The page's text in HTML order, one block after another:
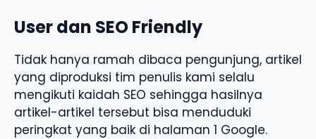
User dan SEO Friendly
Tidak hanya ramah dibaca pengunjung, artikel
yang diproduksi tim penulis kami selalu
mengikuti kaidah SEO sehingga hasilnya
artikel-artikel tersebut bisa menduduki
peringkat yang baik di halaman 1 Google.